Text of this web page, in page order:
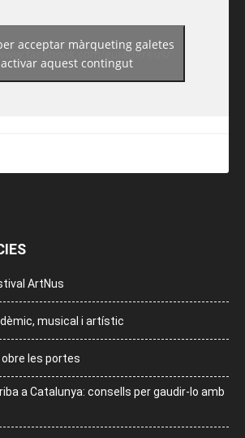
guiadereus/
acceptar màrqueting galetes
aquest contingut
ArtNus
musical i artístic
obre les portes
a Catalunya: consells per gaudir-lo amb